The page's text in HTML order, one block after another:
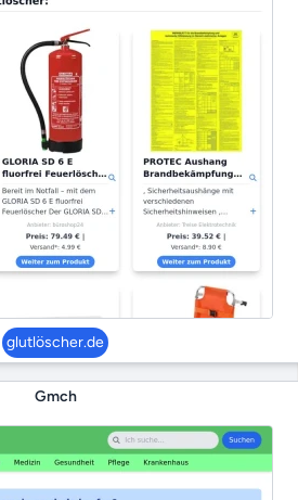
glutlöscher.de
Gmch